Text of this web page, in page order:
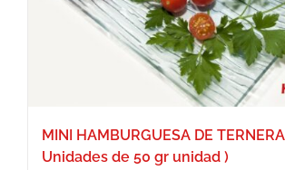
MINI HAMBURGUESA DE
Unidades de 50 gr unidad )